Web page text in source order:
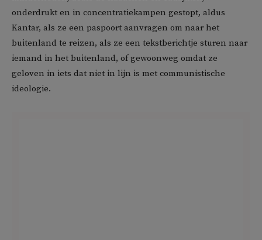
onderdrukt en in concentratiekampen gestopt, aldus
Kantar, als ze een paspoort aanvragen om naar het
buitenland te reizen, als ze een tekstberichtje sturen naar
iemand in het buitenland, of gewoonweg omdat ze
geloven in iets dat niet in lijn is met communistische
ideologie.